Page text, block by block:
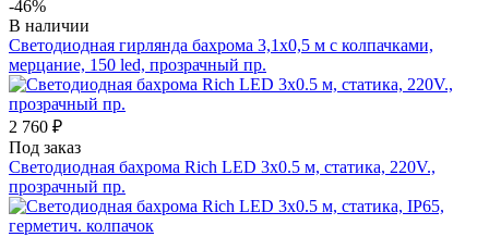
-46%
В наличии
Светодиодная гирлянда бахрома 3,1х0,5 м с колпачками,
мерцание, 150 led, прозрачный пр.
2 760 ₽
Под заказ
Светодиодная бахрома Rich LED 3х0.5 м, статика, 220V.,
прозрачный пр.